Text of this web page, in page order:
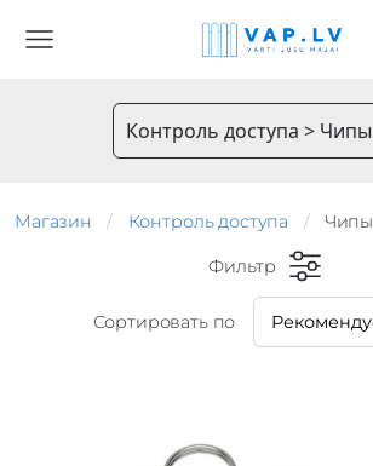
Контроль доступа > Чипы
Магазин Контроль доступа Чипы
Фильтр
Сортировать по